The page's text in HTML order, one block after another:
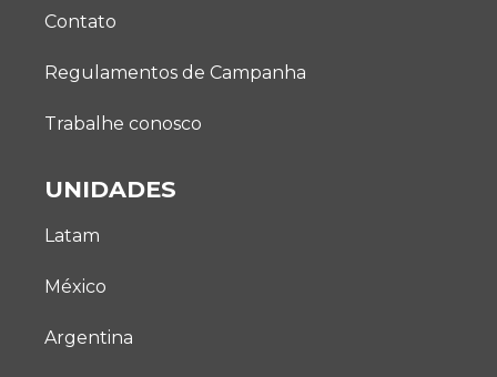
Contato
Regulamentos de Campanha
Trabalhe conosco
UNIDADES
Latam
México
Argentina